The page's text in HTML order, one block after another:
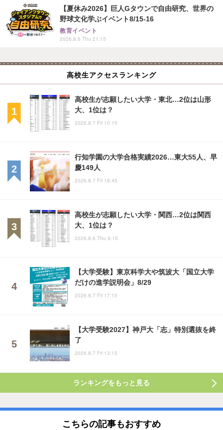
【夏休み2026】巨人Gタウンで自由研究、世界の
野球文化学ぶイベント8/15-16
教育イベント
2026.8.6 Thu 21:15
高校生アクセスランキング
高校生が志願したい大学・東北…2位は山形
大、1位は？
2026.8.7 Fri 10:15
行知学園の大学合格実績2026…東大55人、早
慶149人
2026.8.7 Fri 18:45
高校生が志願したい大学・関西…2位は関西
大、1位は？
2026.8.6 Thu 9:15
【大学受験】東京科学大や筑波大「国立大学
だけの進学説明会」8/29
2026.8.7 Fri 17:15
【大学受験2027】神戸大「志」特別選抜を終
了
2026.8.7 Fri 13:15
ランキングをもっと見る
こちらの記事もおすすめ